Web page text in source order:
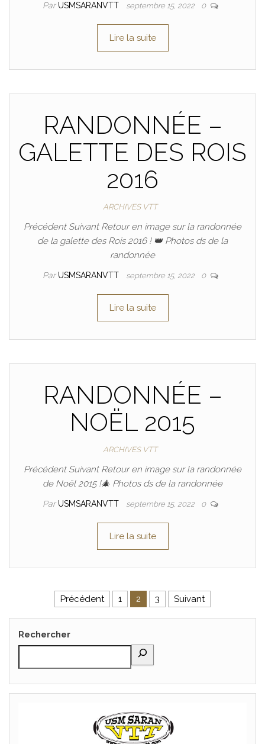
Par USMSARANVTT septembre 15, 2022 0
Lire la suite
RANDONNÉE –
GALETTE DES ROIS
2016
ARCHIVES VTT
Précédent Suivant Retour en image sur la randonnée
de la galette des Rois 2016 ! 👑 Photos ds de la
randonnée
Par USMSARANVTT septembre 15, 2022 0
Lire la suite
RANDONNÉE –
NOËL 2015
ARCHIVES VTT
Précédent Suivant Retour en image sur la randonnée
de Noël 2015 !🎄 Photos ds de la randonnée
Par USMSARANVTT septembre 15, 2022 0
Lire la suite
Pagination des publications
Précédent 1 2 3 Suivant
Rechercher